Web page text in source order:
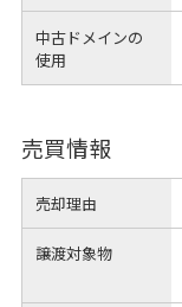
中古ドメインの
使用
売買情報
売却理由
譲渡対象物